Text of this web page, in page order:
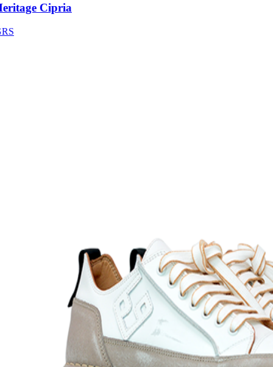
Cipria